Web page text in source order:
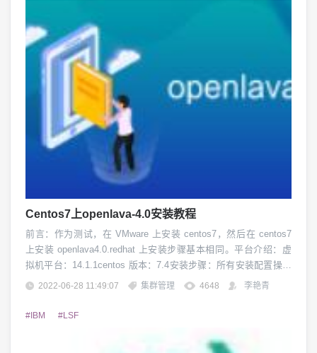
Centos7上openlava-4.0安装教程
前言：作为测试，在 VMware 上安装 centos7，然后在 centos7
上安装 openlava4.0.redhat 上安装步骤基本相同。平台介绍：虚
拟机平台：14.1.1centos 版本：7.4安装步骤：所有安装配置操作
均使用 root 账号。一、更改主机名当搭建服务器集群时必须保证
ost 重新起...
2022-06-28 11:49:07 集群管理 4648 李艳青
#IBM #LSF